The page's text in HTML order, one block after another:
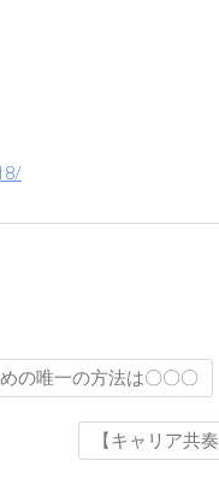
の唯一の方法は〇〇〇
【キャリア共